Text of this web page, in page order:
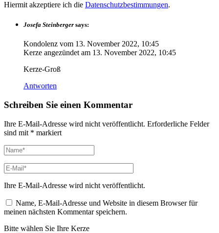
Hiermit akzeptiere ich die Datenschutzbestimmungen.
Josefa Steinberger says:
Kondolenz vom 13. November 2022, 10:45
Kerze angezündet am 13. November 2022, 10:45
Kerze-Groß
Antworten
Schreiben Sie einen Kommentar
Ihre E-Mail-Adresse wird nicht veröffentlicht. Erforderliche Felder
sind mit * markiert
Ihre E-Mail-Adresse wird nicht veröffentlicht.
Name, E-Mail-Adresse und Website in diesem Browser für
meinen nächsten Kommentar speichern.
Bitte wählen Sie Ihre Kerze